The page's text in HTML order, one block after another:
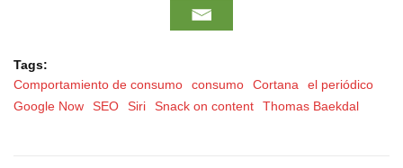
Tags:
Comportamiento de consumo
consumo Cortana
el periódico
Google Now
SEO Siri Snack on content Thomas Baekdal